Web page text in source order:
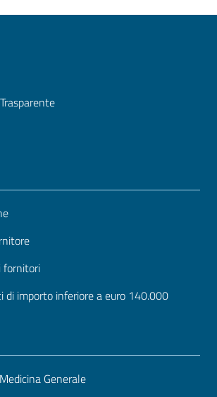
fornitori
importo inferiore a euro 140.000
Generale